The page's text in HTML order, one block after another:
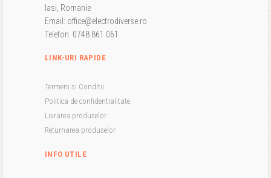
Iasi, Romanie
Email: office@electrodiverse.ro
Telefon: 0748 861 061
LINK-URI RAPIDE
Termeni si Conditii
Politica de confidentialitate
Livrarea produselor
Returnarea produselor
INFO UTILE